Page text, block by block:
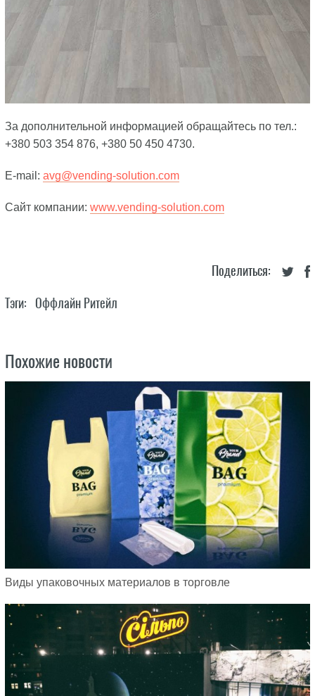
За дополнительной информацией обращайтесь по тел.:
+380 503 354 876, +380 50 450 4730.
E-mail: avg@vending-solution.com
Сайт компании: www.vending-solution.com
Поделиться:
Тэги: Оффлайн Ритейл
Похожие новости
Виды упаковочных материалов в торговле